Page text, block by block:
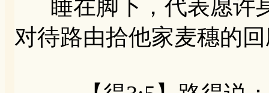
睡在脚下，代表愿许
对待路由拾他家麦穗的